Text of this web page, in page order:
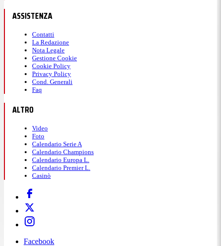
ASSISTENZA
Contatti
La Redazione
Nota Legale
Gestione Cookie
Cookie Policy
Privacy Policy
Cond. Generali
Faq
ALTRO
Video
Foto
Calendario Serie A
Calendario Champions
Calendario Europa L.
Calendario Premier L.
Casinò
Facebook